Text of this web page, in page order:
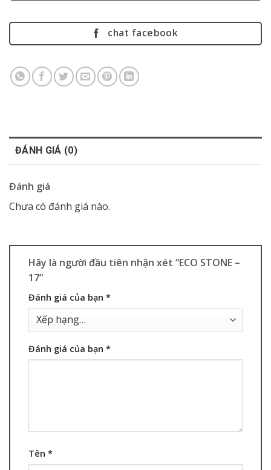
chat facebook
ĐÁNH GIÁ (0)
Đánh giá
Chưa có đánh giá nào.
Hãy là người đầu tiên nhận xét “ECO STONE –
17”
Đánh giá của bạn *
Đánh giá của bạn *
Tên *